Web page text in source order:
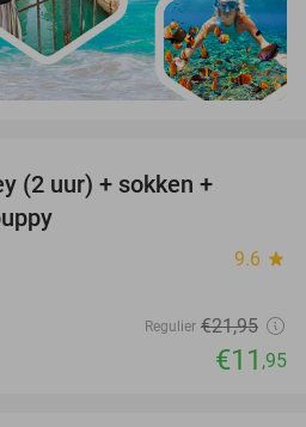
(2 uur) + sokken +
9.6 star
Regulier €21,95
€11 ,95